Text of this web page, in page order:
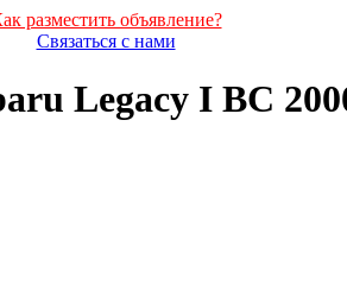
разместить объявление?
Связаться с нами
Legacy I BC